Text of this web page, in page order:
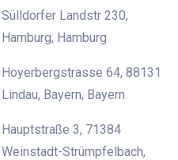
Sülldorfer Landstr 230,
Hamburg, Hamburg
Hoyerbergstrasse 64, 88131
Lindau, Bayern, Bayern
Hauptstraße 3, 71384
Weinstadt-Strümpfelbach,